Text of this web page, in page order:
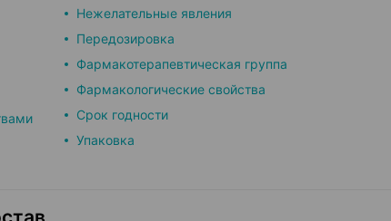
Нежелательные явления
Передозировка
Фармакотерапевтическая группа
Фармакологические свойства
Срок годности
Упаковка